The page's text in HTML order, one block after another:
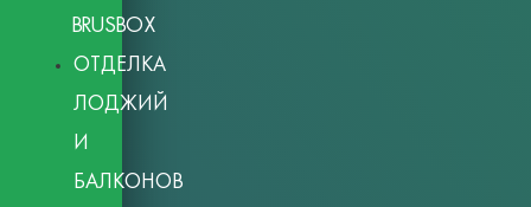
BRUSBOX
ОТДЕЛКА
ЛОДЖИЙ
И
БАЛКОНОВ